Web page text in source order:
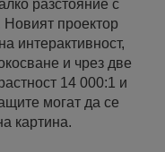
разстояние с
проектор
интерактивност,
и чрез две
14 000:1 и
могат да се
картина.